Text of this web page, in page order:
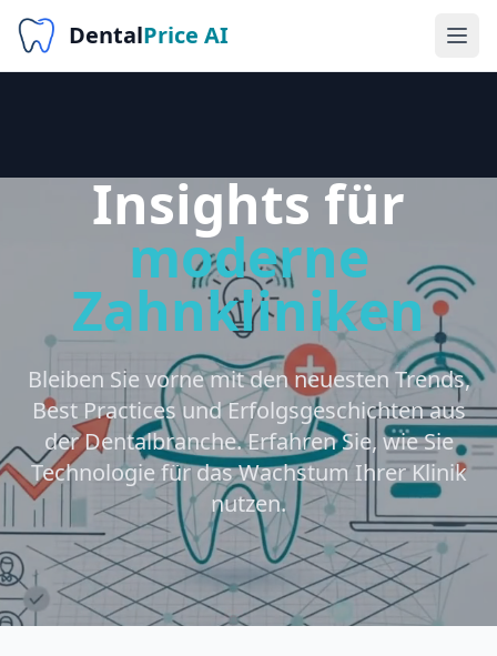
DentalPrice AI
Insights für
moderne
Zahnkliniken
Bleiben Sie vorne mit den neuesten Trends,
Best Practices und Erfolgsgeschichten aus
der Dentalbranche. Erfahren Sie, wie Sie
Technologie für das Wachstum Ihrer Klinik
nutzen.